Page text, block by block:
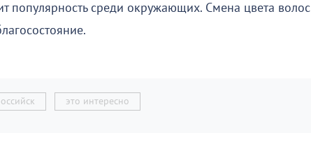
популярность среди окружающих. Смена цвета волос
это интересно